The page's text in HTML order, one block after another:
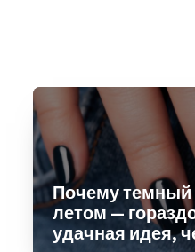
Почему
летом —
удачная идея,